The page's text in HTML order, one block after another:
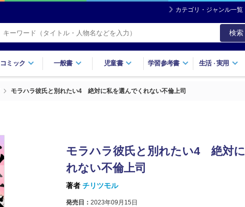
カテゴリ・ジャンル一覧
検索
コミック 一般書 児童書 学習参考書 生活・実用
モラハラ彼氏と別れたい4 絶対に私を選んでくれない不倫上司
モラハラ彼氏と別れたい4 絶対に
れない不倫上司
著者 チリツモル
発売日： 2023年09月15日